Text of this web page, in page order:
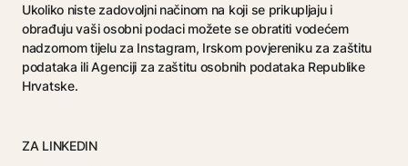
Ukoliko niste zadovoljni načinom na koji se prikupljaju i
obrađuju vaši osobni podaci možete se obratiti vodećem
nadzornom tijelu za Instagram, Irskom povjereniku za zaštitu
podataka ili Agenciji za zaštitu osobnih podataka Republike
Hrvatske.
ZA LINKEDIN